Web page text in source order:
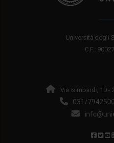
Università degli
C.F.:
Via Isimbardi, 10 -
031/7942500